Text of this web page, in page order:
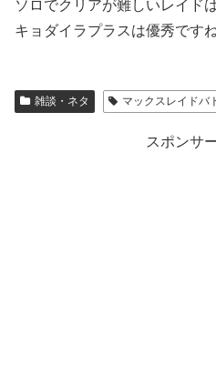
ソロでクリアが難しいレイド
キョダイラプラスは優秀です
雑談・ネタ マックスレイドバ
スポンサ